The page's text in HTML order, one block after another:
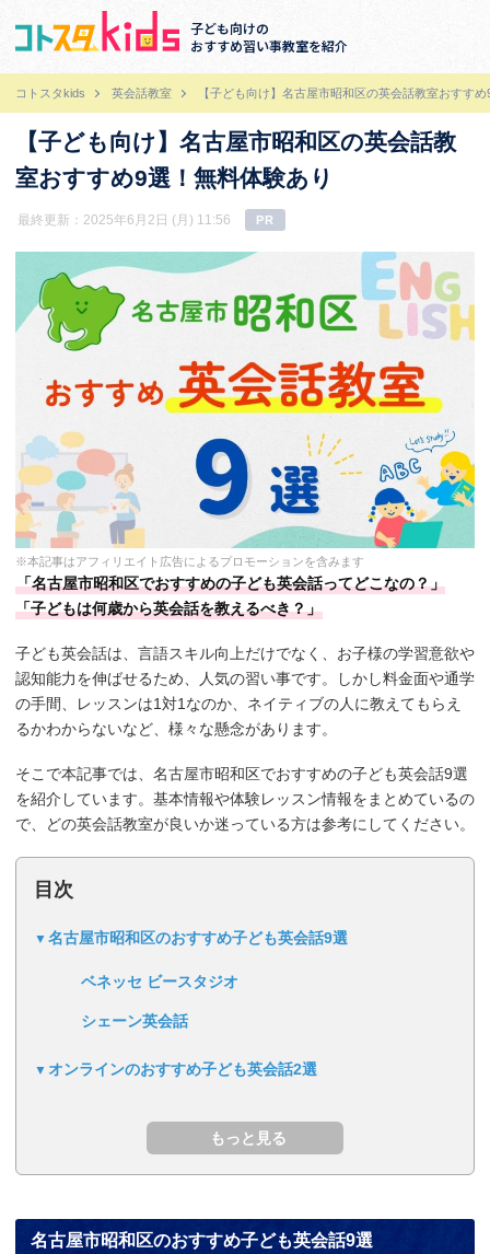
子ども向けの
おすすめ習い事教室を紹介
コトスタkids 英会話教室 【子ども向け】名古屋市昭和区の英会話教室おすす
【子ども向け】名古屋市昭和区の英会話教
室おすすめ9選！無料体験あり
最終更新：2025年6月2日 (月) 11:56 PR
※本記事はアフィリエイト広告によるプロモーションを含みます
「名古屋市昭和区でおすすめの子ども英会話ってどこなの？」
「子どもは何歳から英会話を教えるべき？」
子ども英会話は、言語スキル向上だけでなく、お子様の学習意欲や
認知能力を伸ばせるため、人気の習い事です。しかし料金面や通学
の手間、レッスンは1対1なのか、ネイティブの人に教えてもらえ
るかわからないなど、様々な懸念があります。
そこで本記事では、名古屋市昭和区でおすすめの子ども英会話9選
を紹介しています。基本情報や体験レッスン情報をまとめているの
で、どの英会話教室が良いか迷っている方は参考にしてください。
目次
名古屋市昭和区のおすすめ子ども英会話9選
ベネッセ ビースタジオ
シェーン英会話
オンラインのおすすめ子ども英会話2選
名古屋市昭和区のおすすめ子ども英会話9選